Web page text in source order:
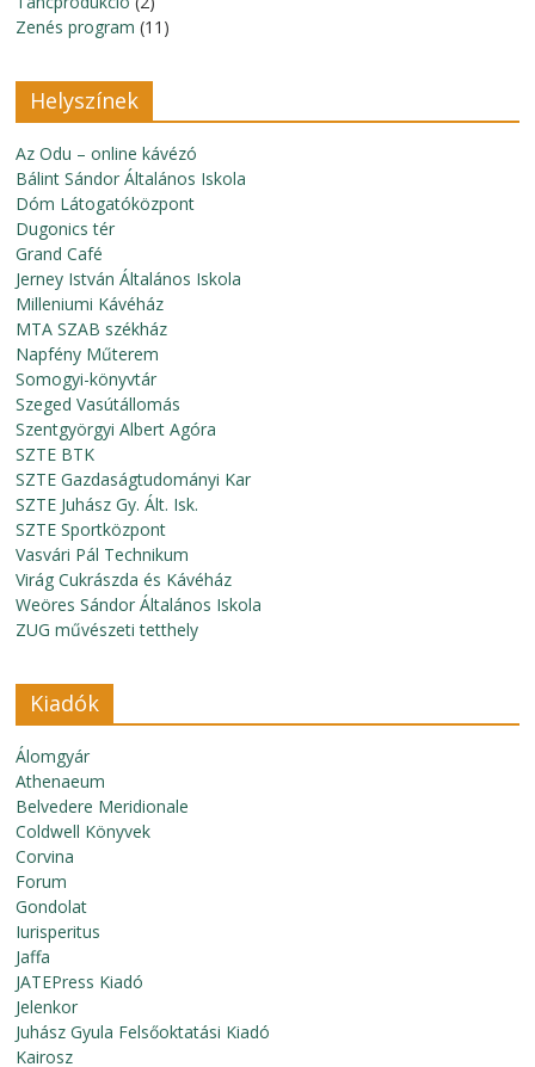
Zenés program (11)
Helyszínek
Az Odu – online kávézó
Bálint Sándor Általános Iskola
Dóm Látogatóközpont
Dugonics tér
Grand Café
Jerney István Általános Iskola
Milleniumi Kávéház
MTA SZAB székház
Napfény Műterem
Somogyi-könyvtár
Szeged Vasútállomás
Szentgyörgyi Albert Agóra
SZTE BTK
SZTE Gazdaságtudományi Kar
SZTE Juhász Gy. Ált. Isk.
SZTE Sportközpont
Vasvári Pál Technikum
Virág Cukrászda és Kávéház
Weöres Sándor Általános Iskola
ZUG művészeti tetthely
Kiadók
Álomgyár
Athenaeum
Belvedere Meridionale
Coldwell Könyvek
Corvina
Forum
Gondolat
Iurisperitus
Jaffa
JATEPress Kiadó
Jelenkor
Juhász Gyula Felsőoktatási Kiadó
Kairosz